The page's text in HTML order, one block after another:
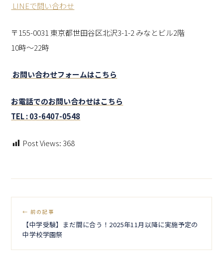
LINEで問い合わせ
〒155-0031 東京都世田谷区北沢3-1-2 みなとビル2階
10時～22時
お問い合わせフォームはこちら
お電話でのお問い合わせはこちら
TEL : 03-6407-0548
Post Views: 368
← 前の記事
【中学受験】まだ間に合う！2025年11月以降に実施予定の
中学校学園祭